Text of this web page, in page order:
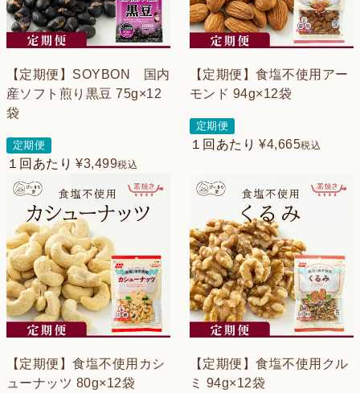
【定期便】SOYBON 国内
産ソフト煎り黒豆 75g×12
袋
定期便
１回あたり ¥3,499税込
【定期便】食塩不使用アー
モンド 94g×12袋
定期便
１回あたり ¥4,665税込
【定期便】食塩不使用カシ
ューナッツ 80g×12袋
【定期便】食塩不使用クル
ミ 94g×12袋